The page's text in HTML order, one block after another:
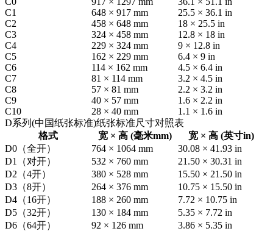
C1
648 × 917 mm
25.5 × 36.1 in
C2
458 × 648 mm
18 × 25.5 in
C3
324 × 458 mm
12.8 × 18 in
C4
229 × 324 mm
9 × 12.8 in
C5
162 × 229 mm
6.4 × 9 in
C6
114 × 162 mm
4.5 × 6.4 in
C7
81 × 114 mm
3.2 × 4.5 in
C8
57 × 81 mm
2.2 × 3.2 in
C9
40 × 57 mm
1.6 × 2.2 in
C10
28 × 40 mm
1.1 × 1.6 in
D系列(中国纸张标准)纸张标准尺寸对照表
格式
宽 × 高 (毫米mm)
宽 × 高 (英寸in)
D0（全开）
764 × 1064 mm
30.08 × 41.93 in
D1（对开）
532 × 760 mm
21.50 × 30.31 in
D2（4开）
380 × 528 mm
15.50 × 21.50 in
D3（8开）
264 × 376 mm
10.75 × 15.50 in
D4（16开）
188 × 260 mm
7.72 × 10.75 in
D5（32开）
130 × 184 mm
5.35 × 7.72 in
D6（64开）
92 × 126 mm
3.86 × 5.35 in